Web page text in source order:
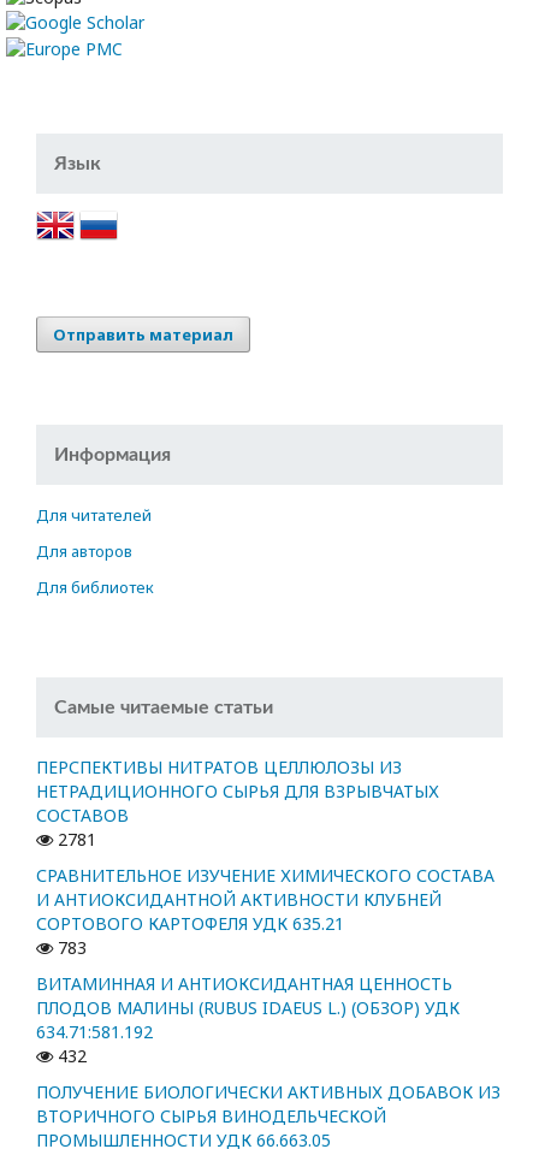
Язык
Отправить материал
Информация
Для читателей
Для авторов
Для библиотек
Самые читаемые статьи
ПЕРСПЕКТИВЫ НИТРАТОВ ЦЕЛЛЮЛОЗЫ ИЗ
НЕТРАДИЦИОННОГО СЫРЬЯ ДЛЯ ВЗРЫВЧАТЫХ
СОСТАВОВ
2781
СРАВНИТЕЛЬНОЕ ИЗУЧЕНИЕ ХИМИЧЕСКОГО СОСТАВА
И АНТИОКСИДАНТНОЙ АКТИВНОСТИ КЛУБНЕЙ
СОРТОВОГО КАРТОФЕЛЯ УДК 635.21
783
ВИТАМИННАЯ И АНТИОКСИДАНТНАЯ ЦЕННОСТЬ
ПЛОДОВ МАЛИНЫ (RUBUS IDAEUS L.) (ОБЗОР) УДК
634.71:581.192
432
ПОЛУЧЕНИЕ БИОЛОГИЧЕСКИ АКТИВНЫХ ДОБАВОК ИЗ
ВТОРИЧНОГО СЫРЬЯ ВИНОДЕЛЬЧЕСКОЙ
ПРОМЫШЛЕННОСТИ УДК 66.663.05